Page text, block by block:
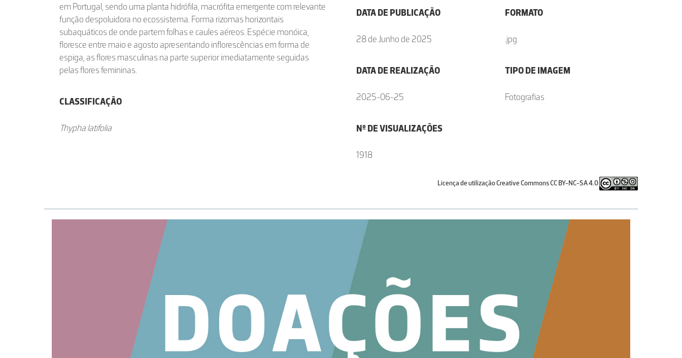
em Portugal, sendo uma planta hidrófila, macrófita emergente com relevante
função despoluidora no ecossistema. Forma rizomas horizontais
subaquáticos de onde partem folhas e caules aéreos. Espécie monóica,
floresce entre maio e agosto apresentando inflorescências em forma de
espiga, as flores masculinas na parte superior imediatamente seguidas
pelas flores femininas.
CLASSIFICAÇÃO
Thypha latifolia
DATA DE PUBLICAÇÃO
28 de Junho de 2025
DATA DE REALIZAÇÃO
2025-06-25
Nº DE VISUALIZAÇÕES
1918
FORMATO
.jpg
TIPO DE IMAGEM
Fotografias
Licença de utilização Creative Commons CC BY-NC-SA 4.0